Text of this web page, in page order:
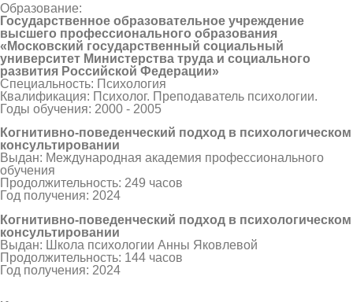
Образование:
Государственное образовательное учреждение
высшего профессионального образования
«Московский государственный социальный
университет Министерства труда и социального
развития Российской Федерации»
Специальность: Психология
Квалификация: Психолог. Преподаватель психологии.
Годы обучения: 2000 - 2005
Когнитивно-поведенческий подход в психологическом
консультировании
Выдан: Международная академия профессионального
обучения
Продолжительность: 249 часов
Год получения: 2024
Когнитивно-поведенческий подход в психологическом
консультировании
Выдан: Школа психологии Анны Яковлевой
Продолжительность: 144 часов
Год получения: 2024